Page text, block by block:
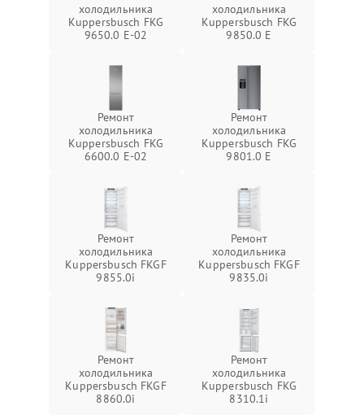
холодильника
Kuppersbusch FKG
9650.0 E-02
холодильника
Kuppersbusch FKG
9850.0 E
Ремонт
холодильника
Kuppersbusch FKG
6600.0 E-02
Ремонт
холодильника
Kuppersbusch FKG
9801.0 E
Ремонт
холодильника
Kuppersbusch FKGF
9855.0i
Ремонт
холодильника
Kuppersbusch FKGF
9835.0i
Ремонт
холодильника
Kuppersbusch FKGF
8860.0i
Ремонт
холодильника
Kuppersbusch FKG
8310.1i